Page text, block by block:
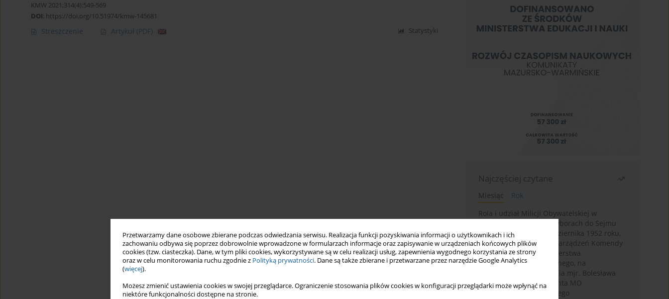
Przetwarzamy dane osobowe zbierane podczas odwiedzania serwisu. Realizacja funkcji pozyskiwania informacji o użytkownikach i ich
zachowaniu odbywa się poprzez dobrowolnie wprowadzone w formularzach informacje oraz zapisywanie w urządzeniach końcowych plików
cookies (tzw. ciasteczka). Dane, w tym pliki cookies, wykorzystywane są w celu realizacji usług, zapewnienia wygodnego korzystania ze strony
oraz w celu monitorowania ruchu zgodnie z Polityką prywatności. Dane są także zbierane i przetwarzane przez narzędzie Google Analytics
(więcej).
Możesz zmienić ustawienia cookies w swojej przeglądarce. Ograniczenie stosowania plików cookies w konfiguracji przeglądarki może wpłynąć na
niektóre funkcjonalności dostępne na stronie.
KMW 2021;314(4):549-569
DOI: https://doi.org/10.51974/kmw-145681
Streszczenie Artykuł (PDF) Statystyki
Najczęściej czytane
Miesiąc
Rok
Rola i udział Milicji Obywatelskiej w
kampanii wyborczej i wyborach do Sejmu
PRL I kadencji z 26 października 1952 roku,
w świetle wytycznych i zarządzeń Komendy
Głównej MO oraz Ministerstwa
Bezpieczeństwa Publicznego, na
przykładzie sprawozdania mjr. Bolesława
Wyszyńskiego komendanta MO
województwa olsztyńskiego